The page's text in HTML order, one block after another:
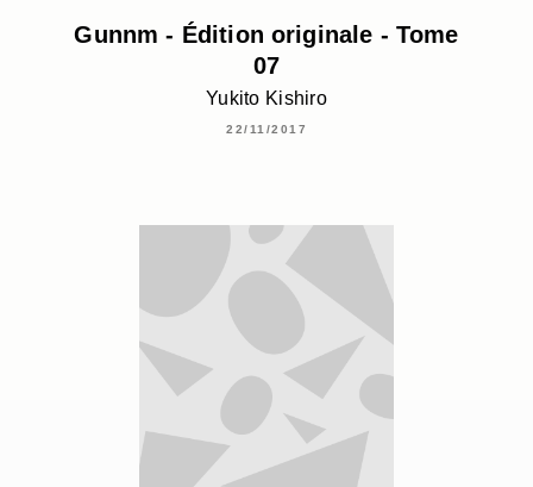
Gunnm - Édition originale - Tome
07
Yukito Kishiro
22/11/2017